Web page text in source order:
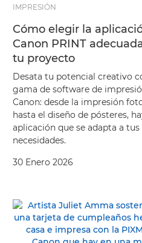
IMPRESIÓN
Cómo elegir la
Canon PRINT
tu proyecto
Desata tu potencial creativo
gama de software de
Canon: desde la impresión
hasta el diseño de pósteres,
aplicación que se adapta a tus
necesidades.
30 Enero 2026